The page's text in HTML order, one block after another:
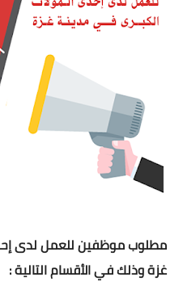
مطلوب موظفين للعمل لدى
غزة وذلك في الأقسام التالية :